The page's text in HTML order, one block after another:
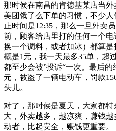
那时候在南昌的肯德基某店当
美团饿了么下单的习惯，不少
止时间是12:35，那么一旦外卖
前，顾客给店里打的任何一个
换一个调料，或者加冰）都算
概是1元，我一天最多35单，超
都至少会被”投诉“一次。最后
元，被盗了一辆电动车，罚款
头儿。
对了，那时候是夏天，大家都
大，外卖越多，越凉爽，赚钱
动者，比起安全，赚钱更重要。